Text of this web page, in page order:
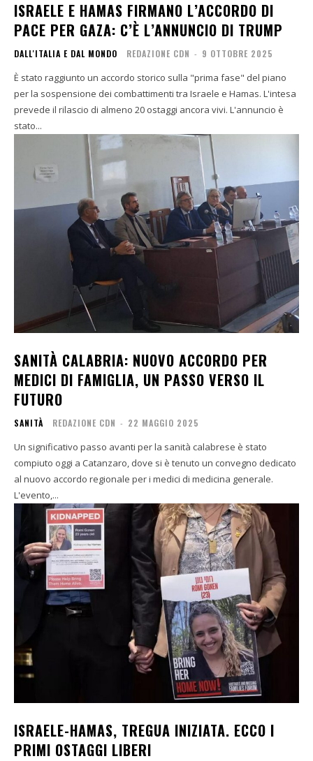
ISRAELE E HAMAS FIRMANO L’ACCORDO DI
PACE PER GAZA: C’È L’ANNUNCIO DI TRUMP
DALL'ITALIA E DAL MONDO REDAZIONE CDN - 9 OTTOBRE 2025
È stato raggiunto un accordo storico sulla "prima fase" del piano
per la sospensione dei combattimenti tra Israele e Hamas. L'intesa
prevede il rilascio di almeno 20 ostaggi ancora vivi. L'annuncio è
stato...
SANITÀ CALABRIA: NUOVO ACCORDO PER
MEDICI DI FAMIGLIA, UN PASSO VERSO IL
FUTURO
SANITÀ REDAZIONE CDN - 22 MAGGIO 2025
Un significativo passo avanti per la sanità calabrese è stato
compiuto oggi a Catanzaro, dove si è tenuto un convegno dedicato
al nuovo accordo regionale per i medici di medicina generale.
L'evento,...
ISRAELE-HAMAS, TREGUA INIZIATA. ECCO I
PRIMI OSTAGGI LIBERI